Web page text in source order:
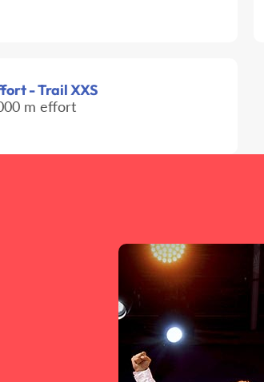
- Trail XXS
m effort